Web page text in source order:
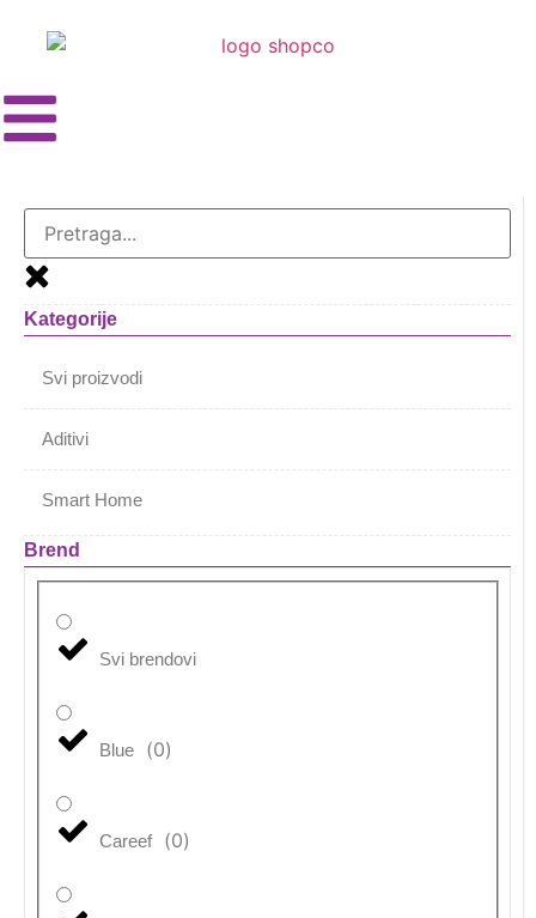
Kategorije
Svi proizvodi
Aditivi
Smart Home
Brend
Svi brendovi
Blue (0)
Careef (0)